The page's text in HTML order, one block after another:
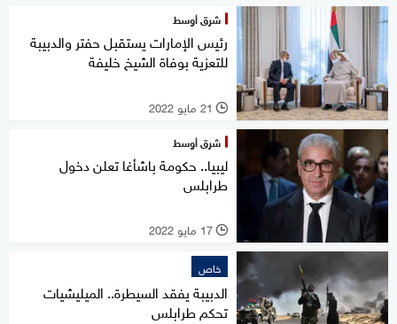
شرق أوسط
رئيس الإمارات يستقبل حفتر والدبيبة
للتعزية بوفاة الشيخ خليفة
l 21 مايو 2022
شرق أوسط
ليبيا.. حكومة باشأغا تعلن دخول
طرابلس
l 17 مايو 2022
خاص
الدبيبة يفقد السيطرة.. الميليشيات
تحكم طرابلس